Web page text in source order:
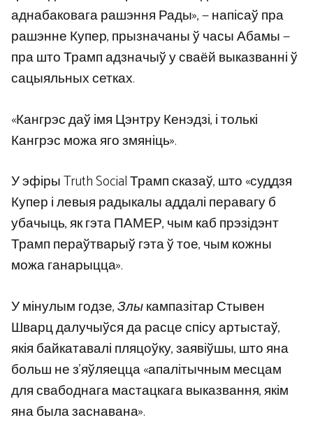
аднабаковага рашэння Рады», — напісаў пра
рашэнне Купер, прызначаны ў часы Абамы —
пра што Трамп адзначыў у сваёй выказванні ў
сацыяльных сетках.
«Кангрэс даў імя Цэнтру Кенэдзі, і толькі
Кангрэс можа яго змяніць».
У эфіры Truth Social Трамп сказаў, што «суддзя
Купер і левыя радыкалы аддалі перавагу б
убачыць, як гэта ПАМЕР, чым каб прэзідэнт
Трамп пераўтварыў гэта ў тое, чым кожны
можа ганарыцца».
У мінулым годзе,Злыкампазітар Стывен
Шварц далучыўся да расце спісу артыстаў,
якія байкатавалі пляцоўку, заявіўшы, што яна
больш не з’яўляецца «апалітычным месцам
для свабоднага мастацкага выказвання, якім
яна была заснавана».